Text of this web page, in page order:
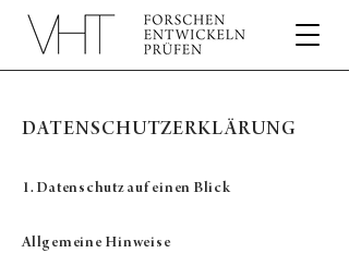
DATENSCHUTZERKLÄRUNG
1. Datenschutz auf einen Blick
Allgemeine Hinweise